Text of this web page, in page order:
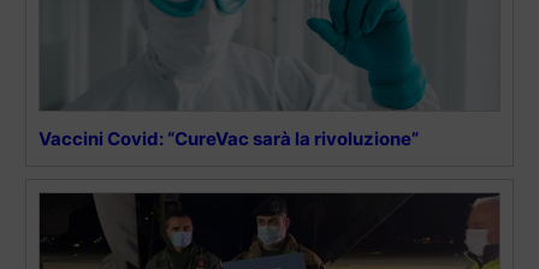
Vaccini Covid: “CureVac sarà la rivoluzione”